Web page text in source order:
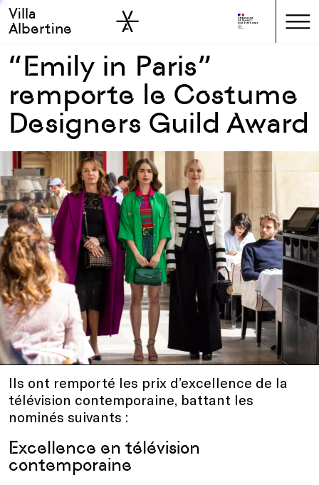
Skip to main
Skip to sidebar
Villa
Albertine
“Emily in Paris”
remporte le Costume
Designers Guild Award
Ils ont remporté les prix d’excellence de la
télévision contemporaine, battant les
nominés suivants :
Excellence en télévision
contemporaine